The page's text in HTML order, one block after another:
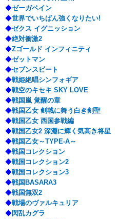
◆ゼーガペイン
◆世界でいちばん強くなりたい!
◆ゼクス イグニッション
◆絶対衝激2
◆Zゴールド インフィニティ
◆ゼットマン
◆セブンスビート
◆戦姫絶唱シンフォギア
◆戦空のキセキ SKY LOVE
◆戦国嵐 覚醒の章
◆戦国乙女 剣戟に舞う白き剣聖
◆戦国乙女 西国参戦編
◆戦国乙女2 深淵に輝く気高き将星
◆戦国乙女～TYPE-A～
◆戦国コレクション
◆戦国コレクション2
◆戦国コレクション3
◆戦国BASARA3
◆戦国無双2
◆戦場のヴァルキュリア
◆閃乱カグラ